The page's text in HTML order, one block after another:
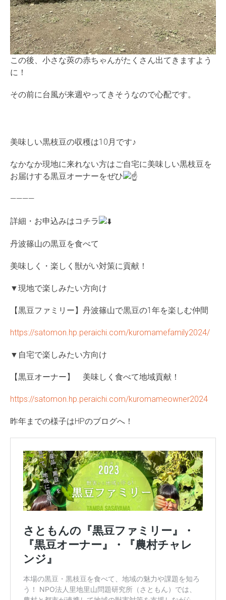
この後、小さな莢の赤ちゃんがたくさん出てきますよう
に！
その前に台風が来週やってきそうなので心配です。
美味しい黒枝豆の収穫は10月です♪
なかなか現地に来れない方はご自宅に美味しい黒枝豆を
お届けする黒豆オーナーをぜひ
————
詳細・お申込みはコチラ
丹波篠山の黒豆を食べて
美味しく・楽しく獣がい対策に貢献！
▼現地で楽しみたい方向け
【黒豆ファミリー】丹波篠山で黒豆の1年を楽しむ仲間
https://satomon.hp.peraichi.com/kuromamefamily2024/
▼自宅で楽しみたい方向け
【黒豆オーナー】 美味しく食べて地域貢献！
https://satomon.hp.peraichi.com/kuromameowner2024
昨年までの様子はHPのブログへ！